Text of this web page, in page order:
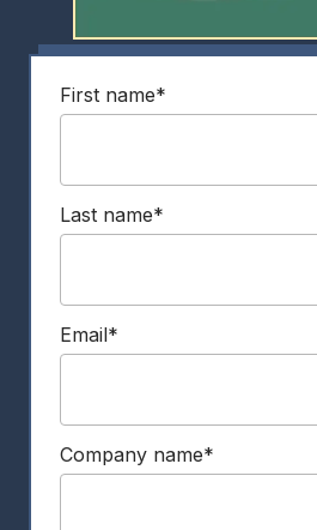
First name*
Last name*
Email*
Company name*